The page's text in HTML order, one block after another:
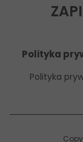
Polityka
Polityka